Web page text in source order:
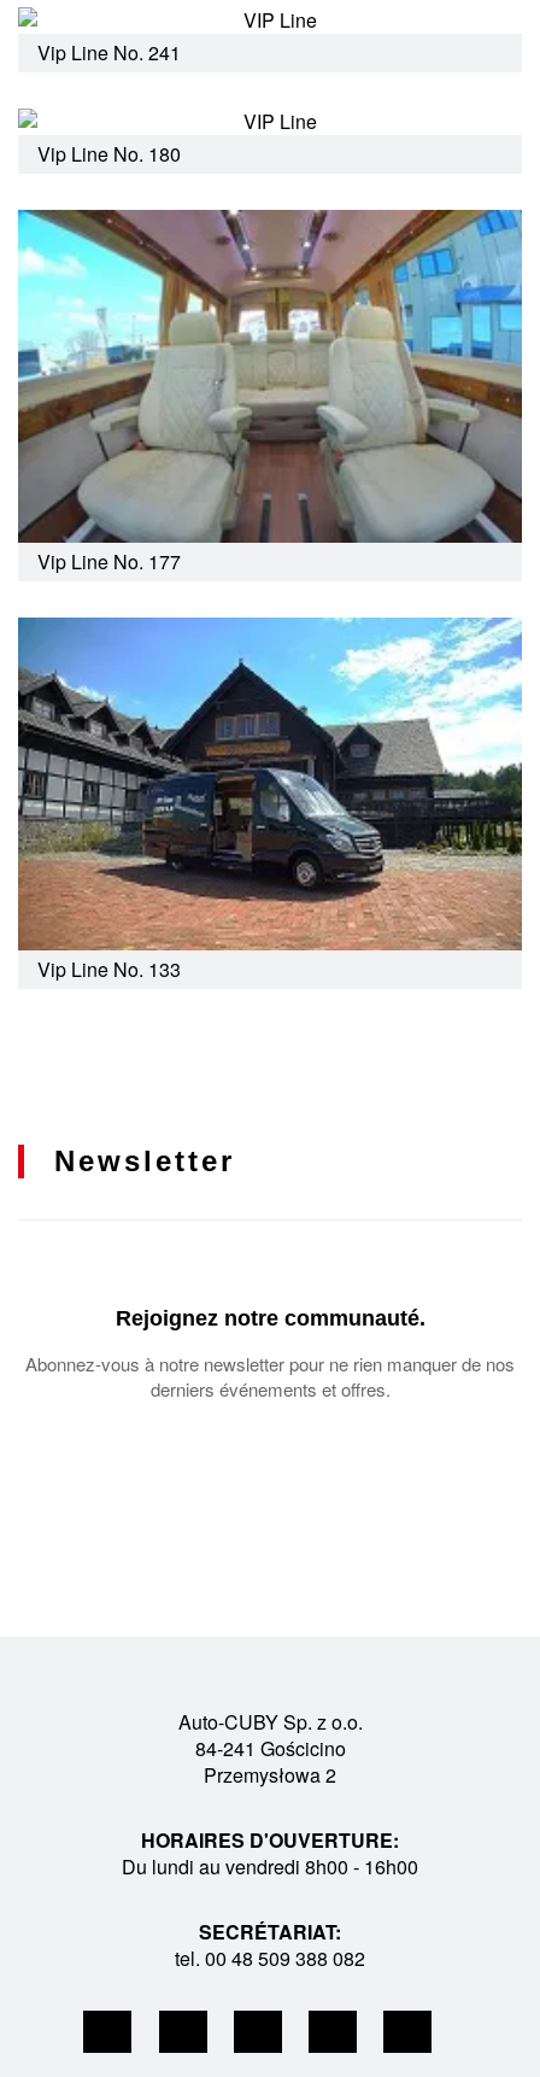
Vip Line No. 241
Vip Line No. 180
Vip Line No. 177
Vip Line No. 133
Newsletter
Rejoignez notre communauté.
Abonnez-vous à notre newsletter pour ne rien manquer de nos
derniers événements et offres.
Auto-CUBY Sp. z o.o.
84-241 Gościcino
Przemysłowa 2
HORAIRES D'OUVERTURE:
Du lundi au vendredi 8h00 - 16h00
SECRÉTARIAT:
tel. 00 48 509 388 082